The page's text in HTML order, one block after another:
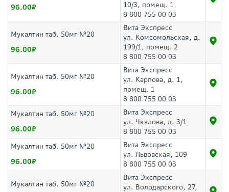
96.00
10/3, помещ. 1
8 800 755 00 03
Мукалтин таб. 50мг №20
96.00
Вита Экспресс
ул. Комсомольская, д.
199/1, помещ. 2
8 800 755 00 03
Мукалтин таб. 50мг №20
96.00
Вита Экспресс
ул. Карпова, д. 1,
помещ. 1
8 800 755 00 03
Мукалтин таб. 50мг №20
96.00
Вита Экспресс
ул. Чкалова, д. 3/1
8 800 755 00 03
Мукалтин таб. 50мг №20
96.00
Вита Экспресс
ул. Львовская, 109
8 800 755 00 03
Мукалтин таб. 50мг №20
Вита Экспресс
ул. Володарского, 27,